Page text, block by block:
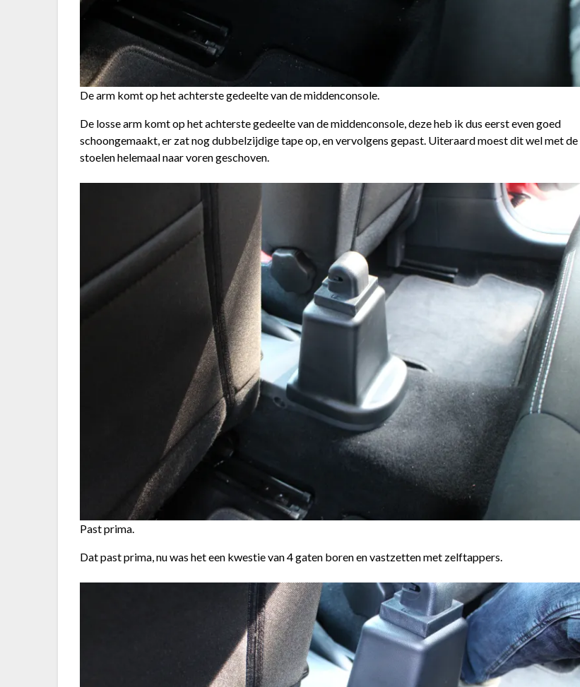
De arm komt op het achterste gedeelte van de middenconsole.
De losse arm komt op het achterste gedeelte van de middenconsole, deze heb ik dus eerst even goed
schoongemaakt, er zat nog dubbelzijdige tape op, en vervolgens gepast. Uiteraard moest dit wel met de
stoelen helemaal naar voren geschoven.
Past prima.
Dat past prima, nu was het een kwestie van 4 gaten boren en vastzetten met zelftappers.